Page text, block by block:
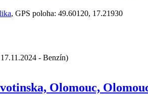
, GPS poloha: 49.60120, 17.21930
- Benzín)
Olomouc,